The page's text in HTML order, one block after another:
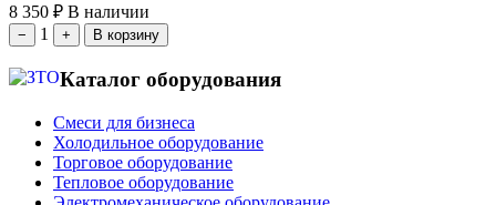
8 350 ₽ В наличии
− 1 + В корзину
Каталог оборудования
Смеси для бизнеса
Холодильное оборудование
Торговое оборудование
Тепловое оборудование